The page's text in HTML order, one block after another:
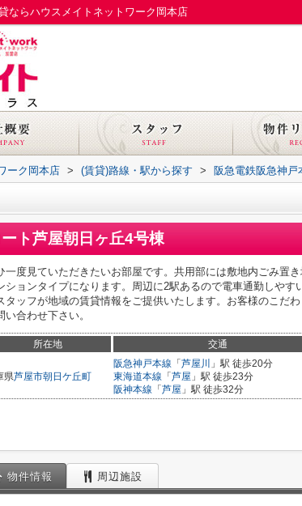
ならハウスメイトネットワーク岡本店
ーク岡本店 > (賃貸)路線・駅から探す > 阪急電鉄阪急神戸
ート芦屋朝日ヶ丘4号棟
一度見ていただきたいお部屋です。共用部には敷地内ごみ置
ションタイプになります。周辺に2駅あるので電車通勤しや
タッフが地域の賃貸情報をご提供いたします。お客様のこだ
い合わせ下さい。
所在地 交通
県芦屋市朝日ケ丘町
阪急神戸本線 「 芦屋川
」駅 徒歩20分
東海道本線 「 芦屋 」駅 徒歩23分
阪神本線 「 芦屋 」駅 徒歩32分
物件情報 周辺施設